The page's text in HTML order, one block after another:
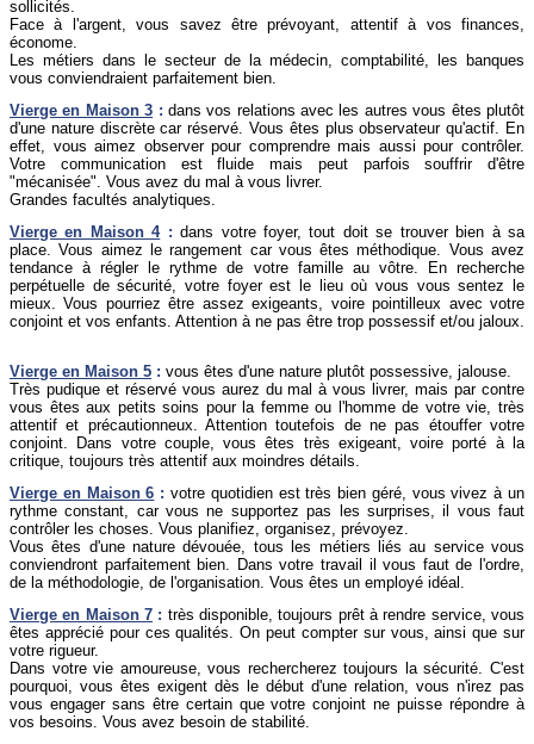
sollicités.
Face à l'argent, vous savez être prévoyant, attentif à vos finances,
économe.
Les métiers dans le secteur de la médecin, comptabilité, les banques
vous conviendraient parfaitement bien.
Vierge en Maison 3 : dans vos relations avec les autres vous êtes plutôt
d'une nature discrète car réservé. Vous êtes plus observateur qu'actif. En
effet, vous aimez observer pour comprendre mais aussi pour contrôler.
Votre communication est fluide mais peut parfois souffrir d'être
"mécanisée". Vous avez du mal à vous livrer.
Grandes facultés analytiques.
Vierge en Maison 4: dans votre foyer, tout doit se trouver bien à sa
place. Vous aimez le rangement car vous êtes méthodique. Vous avez
tendance à régler le rythme de votre famille au vôtre. En recherche
perpétuelle de sécurité, votre foyer est le lieu où vous vous sentez le
mieux. Vous pourriez être assez exigeants, voire pointilleux avec votre
conjoint et vos enfants. Attention à ne pas être trop possessif et/ou jaloux.
Vierge en Maison 5 : vous êtes d'une nature plutôt possessive, jalouse.
Très pudique et réservé vous aurez du mal à vous livrer, mais par contre
vous êtes aux petits soins pour la femme ou l'homme de votre vie, très
attentif et précautionneux. Attention toutefois de ne pas étouffer votre
conjoint. Dans votre couple, vous êtes très exigeant, voire porté à la
critique, toujours très attentif aux moindres détails.
Vierge en Maison 6 : votre quotidien est très bien géré, vous vivez à un
rythme constant, car vous ne supportez pas les surprises, il vous faut
contrôler les choses. Vous planifiez, organisez, prévoyez.
Vous êtes d'une nature dévouée, tous les métiers liés au service vous
conviendront parfaitement bien. Dans votre travail il vous faut de l'ordre,
de la méthodologie, de l'organisation. Vous êtes un employé idéal.
Vierge en Maison 7 : très disponible, toujours prêt à rendre service, vous
êtes apprécié pour ces qualités. On peut compter sur vous, ainsi que sur
votre rigueur.
Dans votre vie amoureuse, vous rechercherez toujours la sécurité. C'est
pourquoi, vous êtes exigent dès le début d'une relation, vous n'irez pas
vous engager sans être certain que votre conjoint ne puisse répondre à
vos besoins. Vous avez besoin de stabilité.